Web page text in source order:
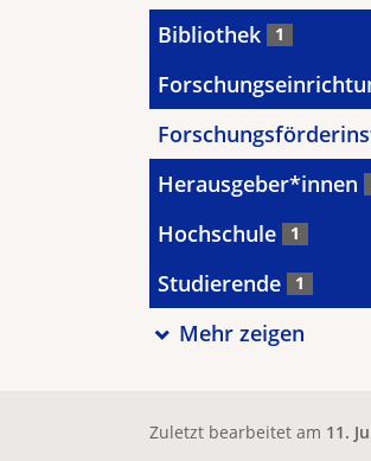
Bibliothek 1
Herausgeber*innen
Hochschule 1
Studierende 1
Mehr zeigen
Zuletzt bearbeitet am 11.